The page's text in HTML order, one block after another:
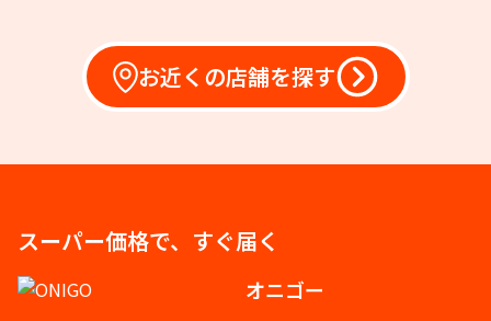
お近くの店舗を探す
スーパー価格で、すぐ届く
オニゴー